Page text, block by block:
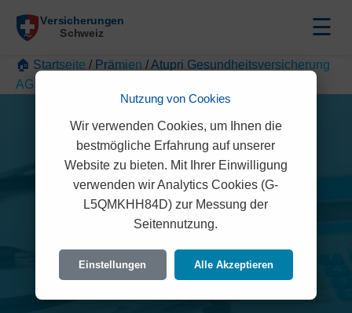
☰
🏠 Startseite / Prämien /Atupri Gesundheitsversicherung
AG
Alle Atupri
Gesundheitsversicherung
AG Prämien in Beinwil SO
(4229)
Nutzung von Cookies
Wir verwenden Cookies, um Ihnen die
bestmögliche Erfahrung auf unserer
Website zu bieten. Mit Ihrer Einwilligung
verwenden wir Analytics Cookies (G-
L5QMKHH84D) zur Messung der
Seitennutzung.
Einstellungen Alle Akzeptieren